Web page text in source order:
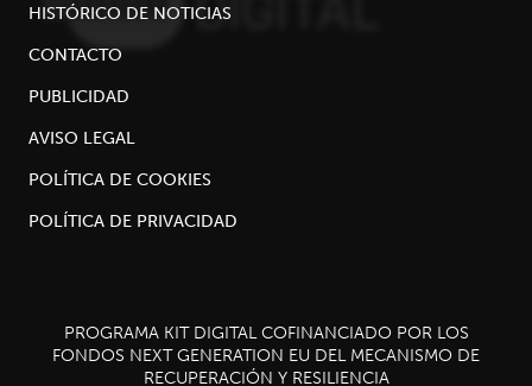
HISTÓRICO DE NOTICIAS
CONTACTO
PUBLICIDAD
AVISO LEGAL
POLÍTICA DE COOKIES
POLÍTICA DE PRIVACIDAD
PROGRAMA KIT DIGITAL COFINANCIADO POR LOS
FONDOS NEXT GENERATION EU DEL MECANISMO DE
RECUPERACIÓN Y RESILIENCIA